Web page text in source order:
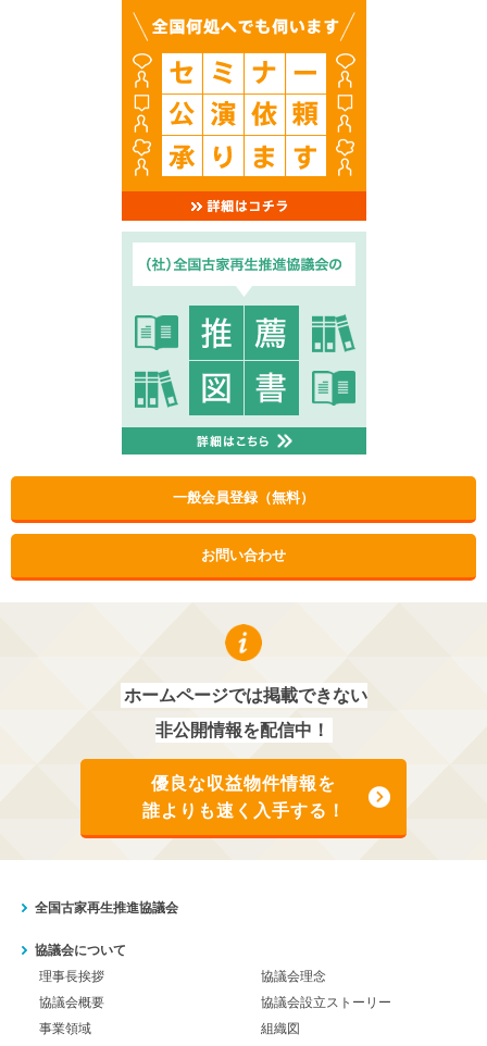
一般会員登録（無料）
お問い合わせ
ホームページでは掲載できない
非公開情報を配信中！
優良な収益物件情報を
誰よりも速く入手する！
全国古家再生推進協議会
協議会について
理事長挨拶
協議会理念
協議会概要
協議会設立ストーリー
事業領域
組織図